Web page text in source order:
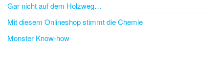
Gar nicht auf dem Holzweg…
Mit diesem Onlineshop stimmt die Chemie
Monster Know-how